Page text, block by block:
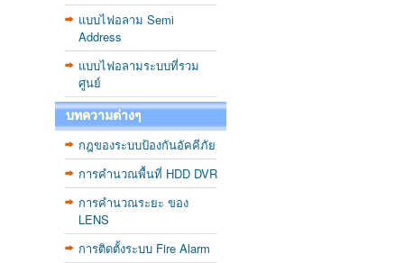
แบบไฟอลาม Semi
Address
แบบไฟอลามระบบที่รวม
ศูนย์
บทความต่างๆ
กฎของระบบป้องกันอัคคีภัย
การคำนวณพื้นที่ HDD DVR
การคำนวณระยะ ของ
LENS
การติดตั้งระบบ Fire Alarm